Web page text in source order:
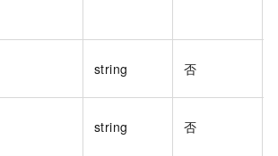
string 否
string 否